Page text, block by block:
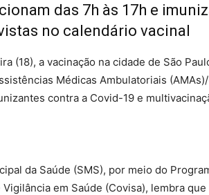
das 7h às 17h e
no calendário vacinal
(18), a vacinação na cidade de São
Médicas Ambulatoriais
contra a Covid-19 e
da Saúde (SMS), por meio do
em Saúde (Covisa), lembra